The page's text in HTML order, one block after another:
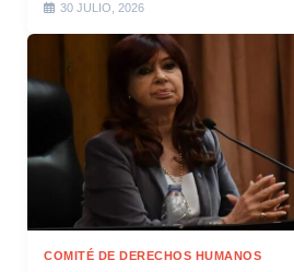
30 JULIO, 2026
COMITÉ DE DERECHOS HUMANOS